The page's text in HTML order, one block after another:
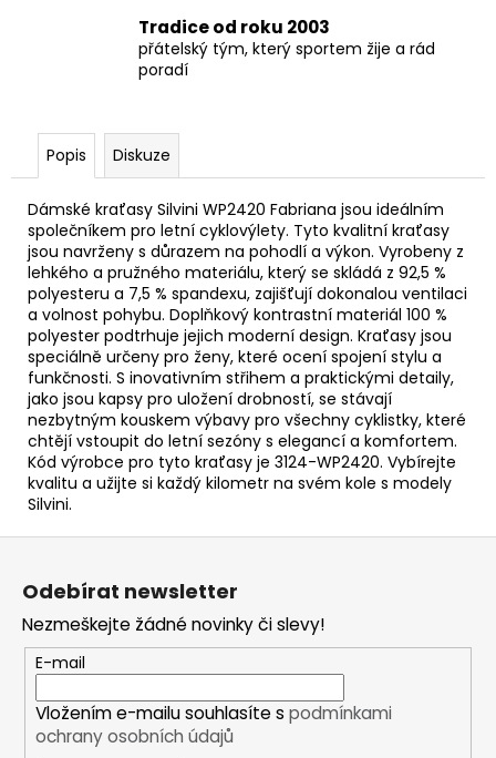
Tradice od roku 2003
přátelský tým, který sportem žije a rád
poradí
Popis Diskuze
Dámské kraťasy Silvini WP2420 Fabriana jsou ideálním
společníkem pro letní cyklovýlety. Tyto kvalitní kraťasy
jsou navrženy s důrazem na pohodlí a výkon. Vyrobeny z
lehkého a pružného materiálu, který se skládá z 92,5 %
polyesteru a 7,5 % spandexu, zajišťují dokonalou ventilaci
a volnost pohybu. Doplňkový kontrastní materiál 100 %
polyester podtrhuje jejich moderní design. Kraťasy jsou
speciálně určeny pro ženy, které ocení spojení stylu a
funkčnosti. S inovativním střihem a praktickými detaily,
jako jsou kapsy pro uložení drobností, se stávají
nezbytným kouskem výbavy pro všechny cyklistky, které
chtějí vstoupit do letní sezóny s elegancí a komfortem.
Kód výrobce pro tyto kraťasy je 3124-WP2420. Vybírejte
kvalitu a užijte si každý kilometr na svém kole s modely
Silvini.
Z
Odebírat newsletter
Nezmeškejte žádné novinky či slevy!
E-mail
Vložením e-mailu souhlasíte s podmínkami
ochrany osobních údajů